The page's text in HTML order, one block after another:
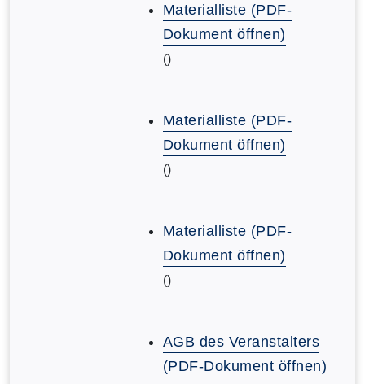
Materialliste (PDF-
Dokument öffnen)
()
Materialliste (PDF-
Dokument öffnen)
()
Materialliste (PDF-
Dokument öffnen)
()
AGB des Veranstalters
(PDF-Dokument öffnen)